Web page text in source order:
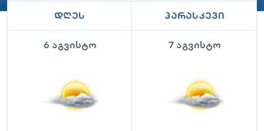
დღეს
6 აგვისტო
პარასკევი
7 აგვისტო